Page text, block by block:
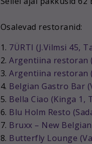
Osalevad restoranid:
1. 7ÜRTI (J.Vilmsi 45,
2. Argentiina restoran
3. Argentiina restoran
4. Belgian Gastro Bar
5. Bella Ciao (Kinga 1,
6. Blu Holm Resto
7. Bruxx – New
8. Butterfly Lounge